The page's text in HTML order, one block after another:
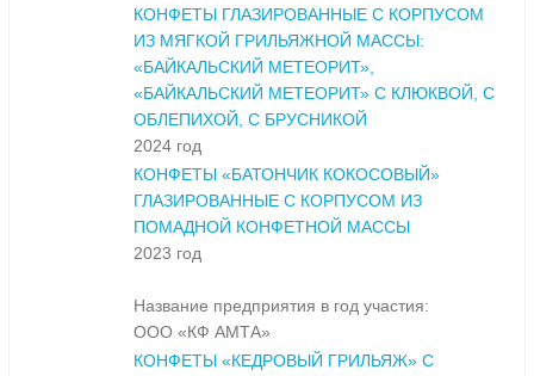
КОНФЕТЫ ГЛАЗИРОВАННЫЕ С КОРПУСОМ
ИЗ МЯГКОЙ ГРИЛЬЯЖНОЙ МАССЫ:
«БАЙКАЛЬСКИЙ МЕТЕОРИТ»,
«БАЙКАЛЬСКИЙ МЕТЕОРИТ» С КЛЮКВОЙ, С
ОБЛЕПИХОЙ, С БРУСНИКОЙ
2024 год
КОНФЕТЫ «БАТОНЧИК КОКОСОВЫЙ»
ГЛАЗИРОВАННЫЕ С КОРПУСОМ ИЗ
ПОМАДНОЙ КОНФЕТНОЙ МАССЫ
2023 год
Название предприятия в год участия:
ООО «КФ АМТА»
КОНФЕТЫ «КЕДРОВЫЙ ГРИЛЬЯЖ» С